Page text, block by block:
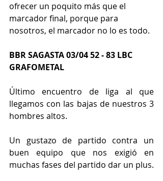
ofrecer un poquito más que el
marcador final, porque para
nosotros, el marcador no lo es todo.
BBR SAGASTA 03/04 52 - 83 LBC
GRAFOMETAL
Último encuentro de liga al que
llegamos con las bajas de nuestros 3
hombres altos.
Un gustazo de partido contra un
buen equipo que nos exigió en
muchas fases del partido dar un plus.